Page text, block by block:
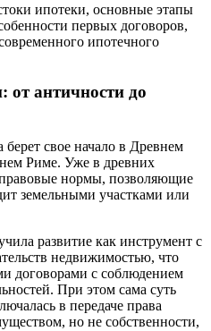
ипотеки, основные этапы
первых договоров,
ипотечного
от античности до
свое начало в Древнем
Риме. Уже в древних
нормы, позволяющие
земельными участками или
развитие как инструмент с
недвижимостью, что
договорами с соблюдением
При этом сама суть
в передаче права
но не собственности,